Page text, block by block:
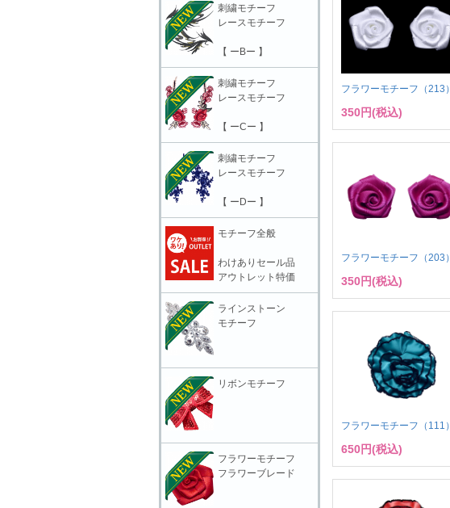
フラワーモチーフ（213）
350円(税込)
フラワーモチーフ（203）
350円(税込)
フラワーモチーフ（111）
650円(税込)
刺繍モチーフ
レースモチーフ
【 ーBー 】
刺繍モチーフ
レースモチーフ
【 ーCー 】
刺繍モチーフ
レースモチーフ
【 ーDー 】
モチーフ全般
わけありセール品
アウトレット特価
ラインストーン
モチーフ
リボンモチーフ
フラワーモチーフ
フラワーブレード